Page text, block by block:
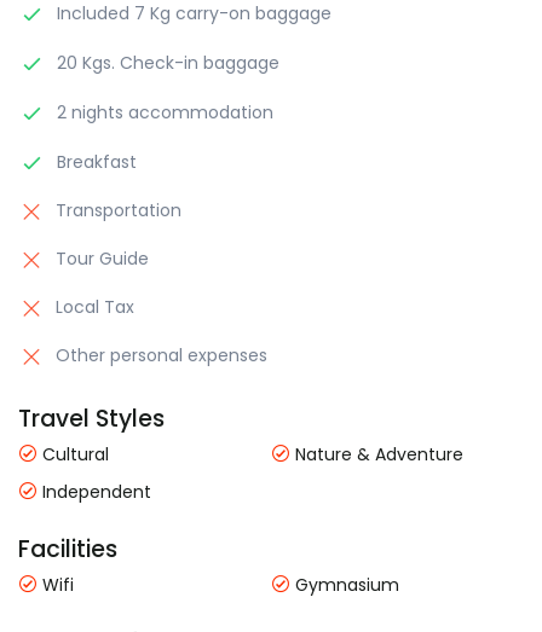
Included 7 Kg carry-on baggage
20 Kgs. Check-in baggage
2 nights accommodation
Breakfast
Transportation
Tour Guide
Local Tax
Other personal expenses
Travel Styles
Cultural
Nature & Adventure
Independent
Facilities
Wifi Gymnasium